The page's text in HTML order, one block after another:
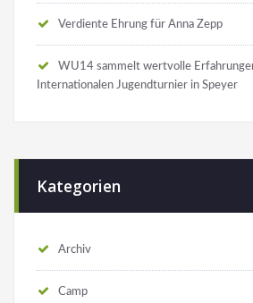
Verdiente Ehrung für Anna Zepp
WU14 sammelt wertvolle
Internationalen Jugendturnier in Speyer
Kategorien
Archiv
Camp